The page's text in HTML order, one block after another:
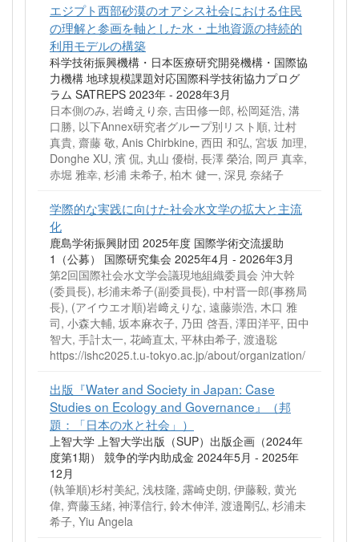
エジプト西部砂漠のオアシス社会における住民
の理解と参画を軸とした水・土地資源の持続的
利用モデルの構築
科学技術振興機構・日本医療研究開発機構・国際協
力機構 地球規模課題対応国際科学技術協力プログ
ラム SATREPS 2023年 - 2028年3月
日本側のみ, 岩﨑えり奈, 吉田修一郎, 松岡延浩, 溝
口勝, 以下Annex研究者グループ別リスト順, 辻村
真貴, 齋藤 敬, Anis Chirbkine, 西田 和弘, 宮坂 加理,
Donghe XU, 濱 侃, 丸山 優樹, 長澤 榮治, 岡戸 真幸,
赤堀 雅幸, 杉浦 未希子, 柏木 健一, 深見 奈緒子
学際的な実践に向けた社会水文学の拡大と主流
化
鹿島学術振興財団 2025年度 国際学術交流援助
1（公募） 国際研究集会 2025年4月 - 2026年3月
第2回国際社会水文学会議現地組織委員会 沖大幹
(委員長), 杉浦未希子(副委員長), 中村晋一郎(事務局
長), (アイウエオ順)岩﨑えりな, 遠藤崇浩, 木口 雅
司, 小森大輔, 坂本麻衣子, 乃田 啓吾, 澤田洋平, 田中
智大, 手計太一, 花崎直太, 平林由希子, 渡邉聡
https://ishc2025.t.u-tokyo.ac.jp/about/organization/
出版『Water and Society in Japan: Case
Studies on Ecology and Governance』（邦
題：「日本の水と社会」）
上智大学 上智大学出版（SUP）出版企画（2024年
度第1期） 競争的学内助成金 2024年5月 - 2025年
12月
(執筆順)杉村美紀, 浅枝隆, 露崎史朗, 伊藤毅, 黄光
偉, 齊藤玉緒, 神澤信行, 鈴木伸洋, 渡邉剛弘, 杉浦未
希子, Yiu Angela